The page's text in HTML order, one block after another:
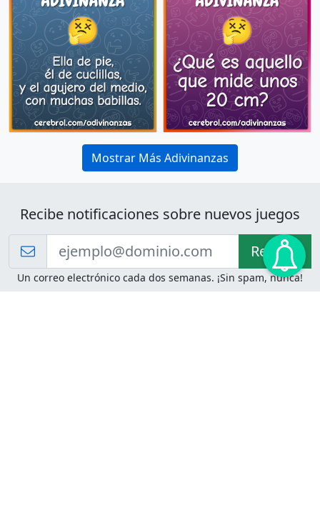
Mostrar Más Adivinanzas
Recibe notificaciones sobre nuevos juegos
Recibir!
Un correo electrónico cada dos semanas. ¡Sin spam, nunca!